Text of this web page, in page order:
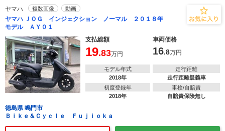
ヤマハ 複数画像 動画
ヤマハ ＪＯＧ インジェクション ノーマル ２０１８年
モデル ＡＹ０１
支払総額
車両価格
19.83万円 16.8万円
モデル年式
2018年
走行距離
走行距離疑義車
初度登録年
2018年
車検/自賠責
自賠責保険無し
徳島県 鳴門市
Ｂｉｋｅ＆Ｃｙｃｌｅ Ｆｕｊｉｏｋａ